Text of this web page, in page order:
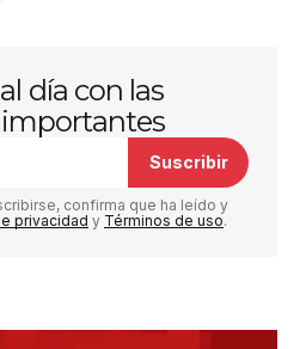
electrónico no será
obligatorios están
día con las
Suscribir
confirma que ha leído y
privacidad y Términos de uso.